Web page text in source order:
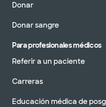
Donar
Donar sangre
Para profesionales médicos
Referir a un paciente
Carreras
Educación médica de